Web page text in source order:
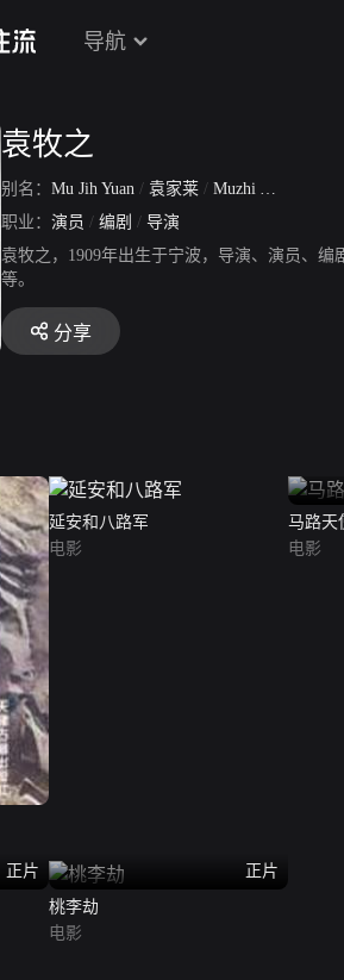
导航
袁牧之
别名： Mu Jih Yuan / 袁家莱 / Muzhi Yuan
职业： 演员 / 编剧 / 导演
袁牧之，1909年出生于宁波，导演、演员、
等。
分享
延安和八路军
电影
马路天
电影
正片
正片
桃李劫
电影